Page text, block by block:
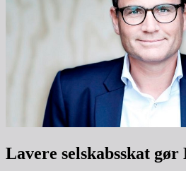
Lavere selskabsskat